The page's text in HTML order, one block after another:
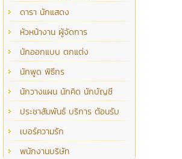
ดารา นักแสดง
หัวหน้างาน ผู้จัดการ
นักออกแบบ ตกแต่ง
นักพูด พิธีกร
นักวางแผน นักคิด นักบัญชี
ประชาสัมพันธ์ บริการ ต้อนรับ
เบอร์ความรัก
พนักงานบริษัท